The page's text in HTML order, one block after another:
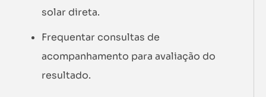
solar direta.
Frequentar consultas de
acompanhamento para avaliação do
resultado.